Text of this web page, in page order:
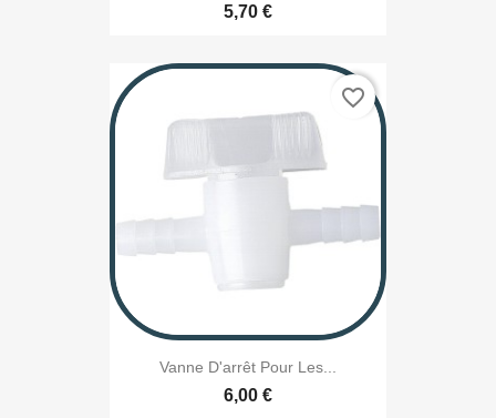
5,70 €
Vanne D'arrêt Pour Les...
6,00 €
favorite_border